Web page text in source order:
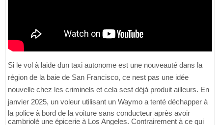
Si le vol à laide dun taxi autonome est une nouveauté dans la
région de la baie de San Francisco, ce nest pas une idée
nouvelle chez les criminels et cela sest déjà produit ailleurs. En
janvier 2025, un voleur utilisant un Waymo a tenté déchapper à
la police à bord de la voiture sans conducteur après avoir
cambriolé une épicerie à Los Angeles. Contrairement à ce qui